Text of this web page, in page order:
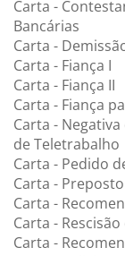
Carta -
Bancárias
Carta -
Carta - Fiança I
Carta - Fiança II
Carta - Fiança
Carta -
de Teletrabalho
Carta - Pedido
Carta - Preposto
Carta -
Carta -
Carta -